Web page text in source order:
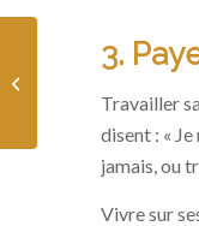
3.
Travailler
disent : «
jamais, ou
Vivre sur
Vos options pour
moins d’impôts